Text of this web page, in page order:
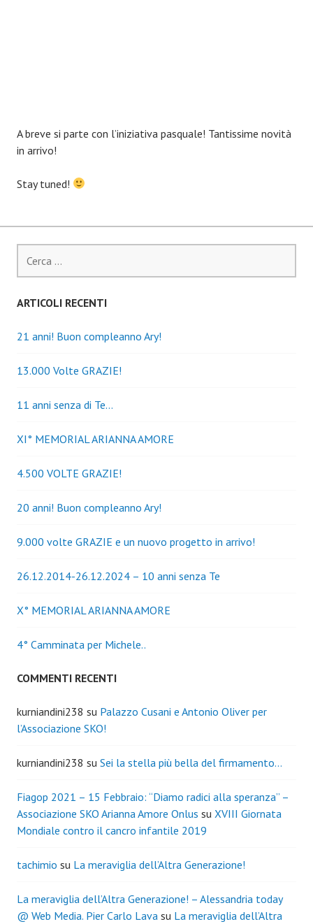
A breve si parte con l’iniziativa pasquale! Tantissime novità
in arrivo!
Stay tuned!
per:
ARTICOLI RECENTI
21 anni! Buon compleanno Ary!
13.000 Volte GRAZIE!
11 anni senza di Te…
XI° MEMORIAL ARIANNA AMORE
4.500 VOLTE GRAZIE!
20 anni! Buon compleanno Ary!
9.000 volte GRAZIE e un nuovo progetto in arrivo!
26.12.2014-26.12.2024 – 10 anni senza Te
X° MEMORIAL ARIANNA AMORE
4° Camminata per Michele..
COMMENTI RECENTI
kurniandini238 su Palazzo Cusani e Antonio Oliver per
l’Associazione SKO!
kurniandini238 su Sei la stella più bella del firmamento…
Fiagop 2021 – 15 Febbraio: “Diamo radici alla speranza” –
Associazione SKO Arianna Amore Onlus su XVIII Giornata
Mondiale contro il cancro infantile 2019
tachimio su La meraviglia dell’Altra Generazione!
La meraviglia dell’Altra Generazione! – Alessandria today
@ Web Media. Pier Carlo Lava su La meraviglia dell’Altra